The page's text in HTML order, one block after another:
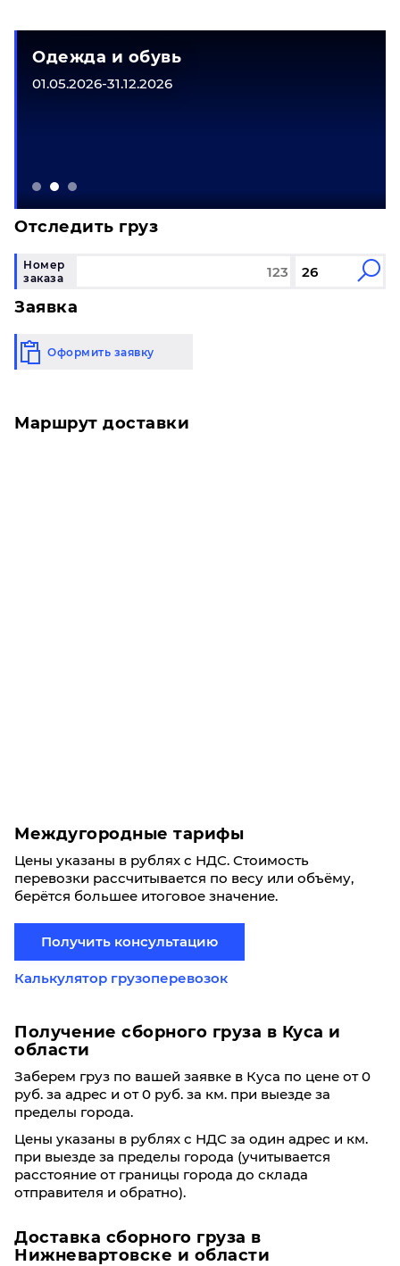
Одежда и обувь
01.05.2026-31.12.2026
Отследить груз
Номер
заказа
Заявка
Оформить заявку
Маршрут доставки
Междугородные тарифы
Цены указаны в рублях с НДС. Стоимость
перевозки рассчитывается по весу или объёму,
берётся большее итоговое значение.
Получить консультацию
Калькулятор грузоперевозок
Получение сборного груза в Куса и
области
Заберем груз по вашей заявке в Куса по цене от 0
руб. за адрес и от 0 руб. за км. при выезде за
пределы города.
Цены указаны в рублях с НДС за один адрес и км.
при выезде за пределы города (учитывается
расстояние от границы города до склада
отправителя и обратно).
Доставка сборного груза в
Нижневартовске и области